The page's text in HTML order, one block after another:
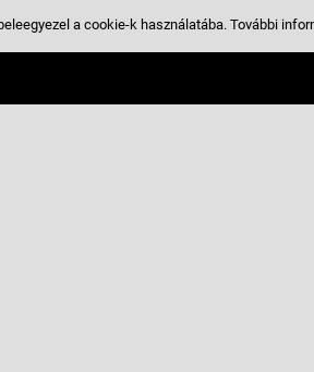
a cookie-k használatába. További